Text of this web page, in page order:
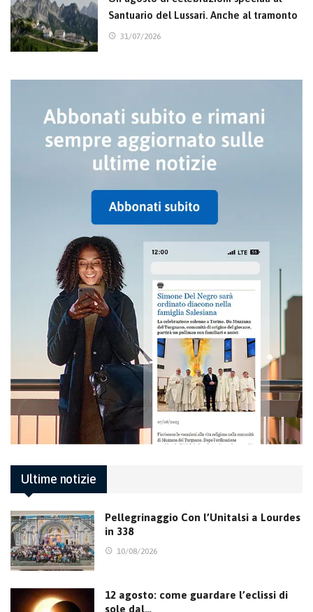
Santuario del Lussari. Anche al tramonto
31/07/2026
Ultime notizie
Pellegrinaggio Con l’Unitalsi a Lourdes
in 338
10/08/2026
12 agosto: come guardare l’eclissi di
sole dal…